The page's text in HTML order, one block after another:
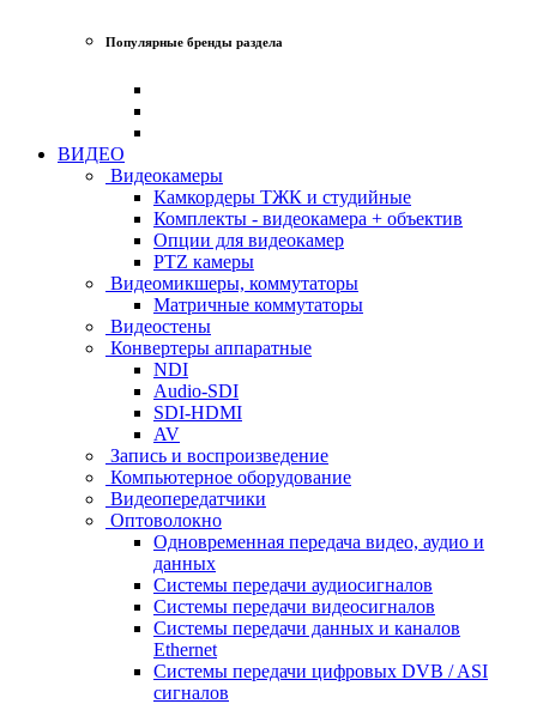
Популярные бренды раздела
ВИДЕО
Видеокамеры
Камкордеры ТЖК и студийные
Комплекты - видеокамера + объектив
Опции для видеокамер
PTZ камеры
Видеомикшеры, коммутаторы
Матричные коммутаторы
Видеостены
Конвертеры аппаратные
NDI
Audio-SDI
SDI-HDMI
AV
Запись и воспроизведение
Компьютерное оборудование
Видеопередатчики
Оптоволокно
Одновременная передача видео, аудио и
данных
Системы передачи аудиосигналов
Системы передачи видеосигналов
Системы передачи данных и каналов
Ethernet
Системы передачи цифровых DVB / ASI
сигналов